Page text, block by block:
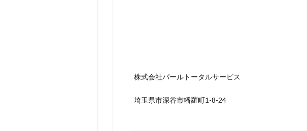
株式会社パールトータルサービス
埼玉県市深谷市幡羅町1-8-24